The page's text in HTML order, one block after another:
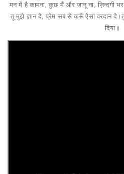
मन में है कामना, कुछ मैं और जानू ना, ज़िन्दगी
तू मुझे ज्ञान दे, प्रेम सब से करूँ ऐसा वरदान दे।
दिया॥